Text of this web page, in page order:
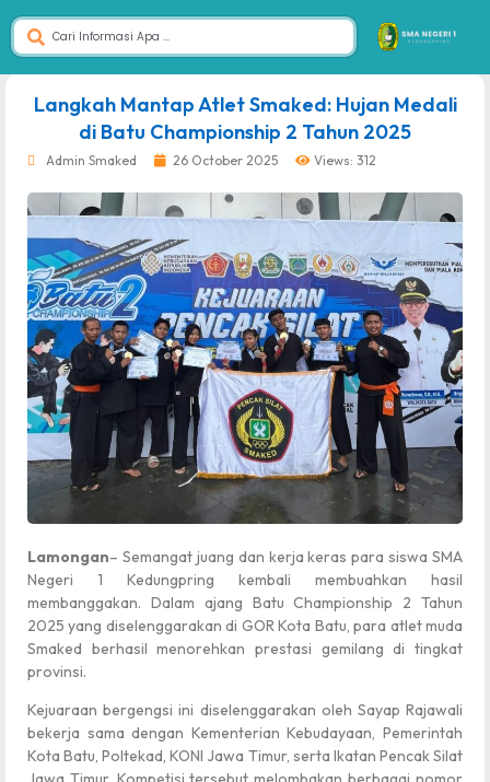
Langkah Mantap Atlet Smaked: Hujan Medali
di Batu Championship 2 Tahun 2025
Admin Smaked 26 October 2025 Views: 312
Lamongan– Semangat juang dan kerja keras para siswa SMA
Negeri 1 Kedungpring kembali membuahkan hasil
membanggakan. Dalam ajang Batu Championship 2 Tahun
2025 yang diselenggarakan di GOR Kota Batu, para atlet muda
Smaked berhasil menorehkan prestasi gemilang di tingkat
provinsi.
Kejuaraan bergengsi ini diselenggarakan oleh Sayap Rajawali
bekerja sama dengan Kementerian Kebudayaan, Pemerintah
Kota Batu, Poltekad, KONI Jawa Timur, serta Ikatan Pencak Silat